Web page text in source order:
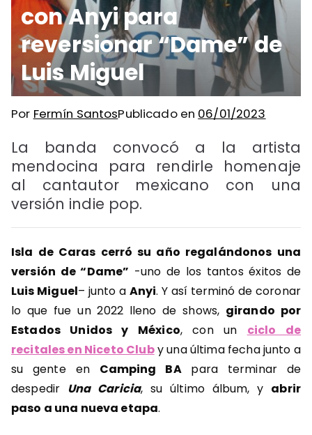
con Anyi para
reversionar “Dame” de
Luis Miguel
Por Fermín SantosPublicado en 06/01/2023
La banda convocó a la artista
mendocina para rendirle homenaje
al cantautor mexicano con una
versión indie pop.
Isla de Caras cerró su año regalándonos una
versión de “Dame” -uno de los tantos éxitos de
Luis Miguel– junto a Anyi. Y así terminó de coronar
lo que fue un 2022 lleno de shows, girando por
Estados Unidos y México, con un ciclo de
recitales en Niceto Cluby una última fecha junto a
su gente en Camping BApara terminar de
despedir Una Caricia, su último álbum, y abrir
paso a una nueva etapa.